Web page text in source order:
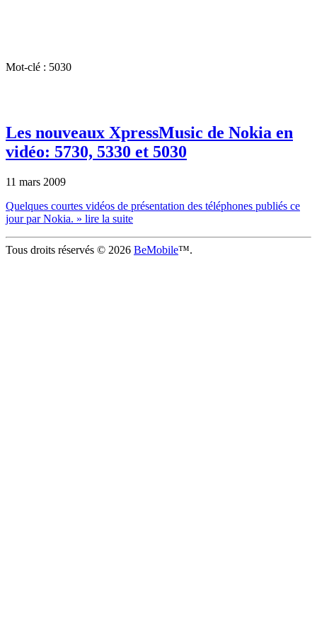
Mot-clé : 5030
Les nouveaux XpressMusic de Nokia en
vidéo: 5730, 5330 et 5030
11 mars 2009
Quelques courtes vidéos de présentation des téléphones publiés ce
jour par Nokia. » lire la suite
Tous droits réservés © 2026 BeMobile™.